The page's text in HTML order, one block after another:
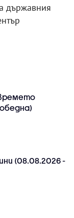
държавния
(08.08.2026 -